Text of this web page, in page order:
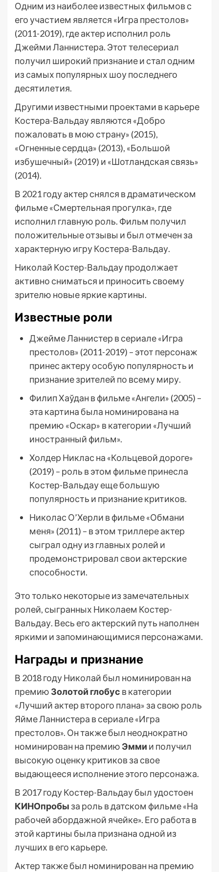
Одним из наиболее известных фильмов с
его участием является «Игра престолов»
(2011-2019), где актер исполнил роль
Джейми Ланнистера. Этот телесериал
получил широкий признание и стал одним
из самых популярных шоу последнего
десятилетия.
Другими известными проектами в карьере
Костера-Вальдау являются «Добро
пожаловать в мою страну» (2015),
«Огненные сердца» (2013), «Большой
избушечный» (2019) и «Шотландская связь»
(2014).
В 2021 году актер снялся в драматическом
фильме «Смертельная прогулка», где
исполнил главную роль. Фильм получил
положительные отзывы и был отмечен за
характерную игру Костера-Вальдау.
Николай Костер-Вальдау продолжает
активно сниматься и приносить своему
зрителю новые яркие картины.
Известные роли
Джейме Ланнистер в сериале «Игра
престолов» (2011-2019) – этот персонаж
принес актеру особую популярность и
признание зрителей по всему миру.
Филип Хаўдан в фильме «Ангели» (2005) –
эта картина была номинирована на
премию «Оскар» в категории «Лучший
иностранный фильм».
Холдер Никлас на «Кольцевой дороге»
(2019) – роль в этом фильме принесла
Костер-Вальдау еще большую
популярность и признание критиков.
Николас О’Херли в фильме «Обмани
меня» (2011) – в этом триллере актер
сыграл одну из главных ролей и
продемонстрировал свои актерские
способности.
Это только некоторые из замечательных
ролей, сыгранных Николаем Костер-
Вальдау. Весь его актерский путь наполнен
яркими и запоминающимися персонажами.
Награды и признание
В 2018 году Николай был номинирован на
премию Золотой глобус в категории
«Лучший актер второго плана» за свою роль
Яйме Ланнистера в сериале «Игра
престолов». Он также был неоднократно
номинирован на премию Эмми и получил
высокую оценку критиков за свое
выдающееся исполнение этого персонажа.
В 2017 году Костер-Вальдау был удостоен
КИНОпробы за роль в датском фильме «На
рабочей абордажной ячейке». Его работа в
этой картины была признана одной из
лучших в его карьере.
Актер также был номинирован на премию